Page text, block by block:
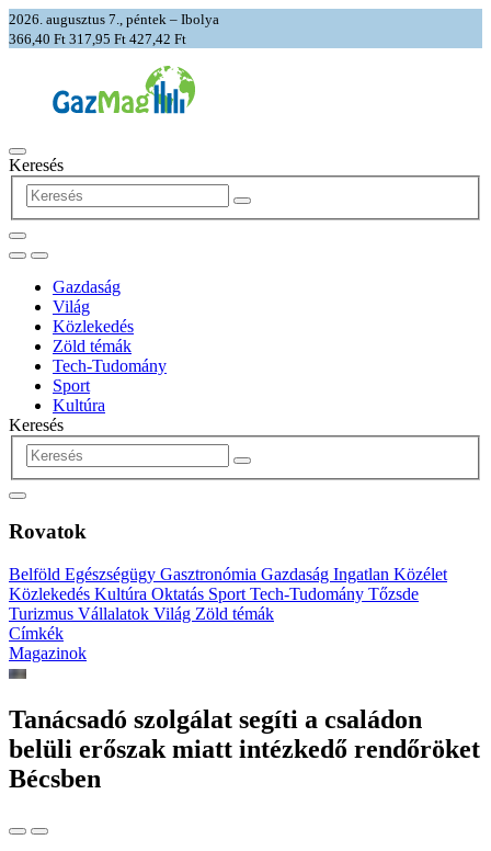
2026. augusztus 7., péntek – Ibolya
366,40 Ft 317,95 Ft 427,42 Ft
Keresés
Gazdaság
Világ
Közlekedés
Zöld témák
Tech-Tudomány
Sport
Kultúra
Keresés
Rovatok
Belföld Egészségügy Gasztronómia Gazdaság Ingatlan Közélet
Közlekedés Kultúra Oktatás Sport Tech-Tudomány Tőzsde
Turizmus Vállalatok Világ Zöld témák
Címkék
Magazinok
Tanácsadó szolgálat segíti a családon
belüli erőszak miatt intézkedő rendőröket
Bécsben